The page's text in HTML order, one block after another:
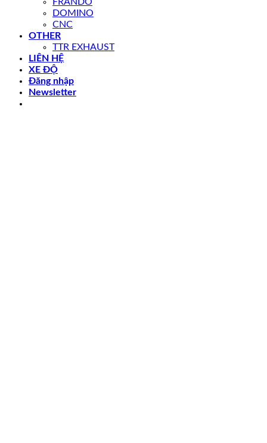
DOMINO
CNC
OTHER
TTR EXHAUST
LIÊN HỆ
XE ĐỘ
Đăng nhập
Newsletter